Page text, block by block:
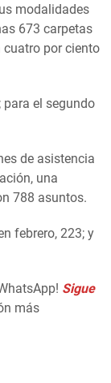
modalidades
673 carpetas
cuatro por ciento
para el segundo
de asistencia
una
788 asuntos.
febrero, 223; y
Sigue
más